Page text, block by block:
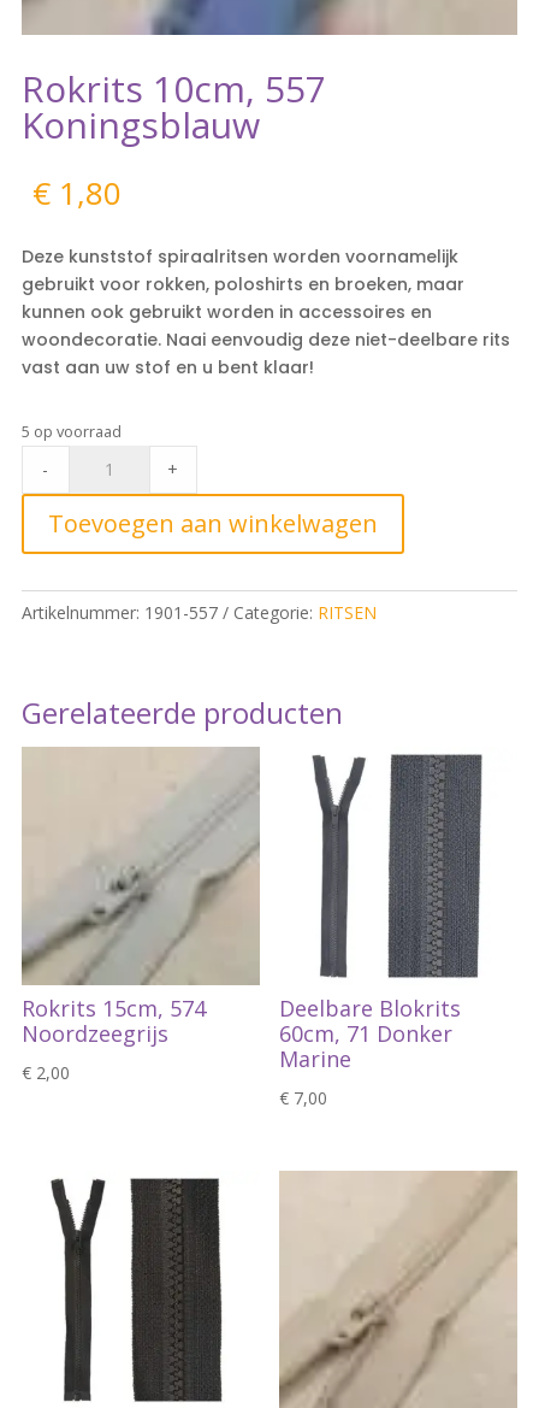
Rokrits 10cm, 557
Koningsblauw
€1,80
Deze kunststof spiraalritsen worden voornamelijk
gebruikt voor rokken, poloshirts en broeken, maar
kunnen ook gebruikt worden in accessoires en
woondecoratie. Naai eenvoudig deze niet-deelbare rits
vast aan uw stof en u bent klaar!
5 op voorraad
- +
Toevoegen aan winkelwagen
Artikelnummer: 1901-557 Categorie: RITSEN
Gerelateerde producten
Rokrits 15cm, 574
Noordzeegrijs
€2,00
Deelbare Blokrits
60cm, 71 Donker
Marine
€ 7,00